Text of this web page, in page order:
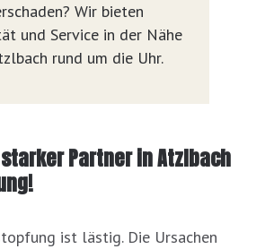
Wir bieten
und Service in der Nähe
rund um die Uhr.
Partner in Atzlbach
ist lästig. Die Ursachen